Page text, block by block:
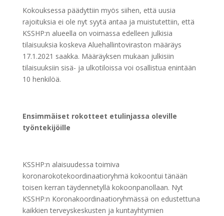
Kokouksessa päädyttiin myös siihen, että uusia
rajoituksia ei ole nyt syytä antaa ja muistutettiin, että
KSSHP:n alueella on voimassa edelleen julkisia
tilaisuuksia koskeva Aluehallintoviraston määräys
17.1.2021 saakka. Määräyksen mukaan julkisiin
tilaisuuksiin sisä- ja ulkotiloissa voi osallistua enintään
10 henkilöä.
Ensimmäiset rokotteet etulinjassa oleville
työntekijöille
KSSHP:n alaisuudessa toimiva
koronarokotekoordinaatioryhmä kokoontui tänään
toisen kerran täydennetyllä kokoonpanollaan. Nyt
KSSHP:n Koronakoordinaatioryhmässä on edustettuna
kaikkien terveyskeskusten ja kuntayhtymien